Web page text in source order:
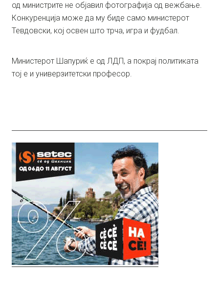
од министрите не објавил фотографија од вежбање.
Конкуренција може да му биде само министерот
Тевдовски, кој освен што трча, игра и фудбал.
Министерот Шапуриќ е од ЛДП, а покрај политиката
тој е и универзитетски професор.